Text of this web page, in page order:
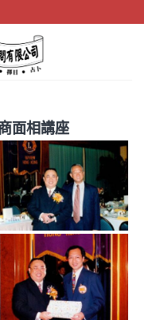
面相講座